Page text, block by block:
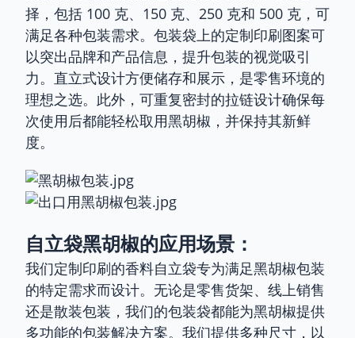
择，包括 100 克、150 克、250 克和 500 克，可
满足各种包装需求。包装袋上的定制印刷图案可
以突出品牌和产品信息，提升包装的视觉吸引
力。直立式设计方便储存和展示，是零售环境的
理想之选。此外，可重复密封的拉链设计确保每
次使用后都能轻松取用黑胡椒，并保持其新鲜
度。
自立袋黑胡椒的应用场景：
我们定制印刷的香料自立袋专为满足黑胡椒包装
的特定需求而设计。无论是零售货架、线上销售
还是散装包装，我们的包装袋都能为黑胡椒提供
多功能的包装解决方案。我们提供多种尺寸，以